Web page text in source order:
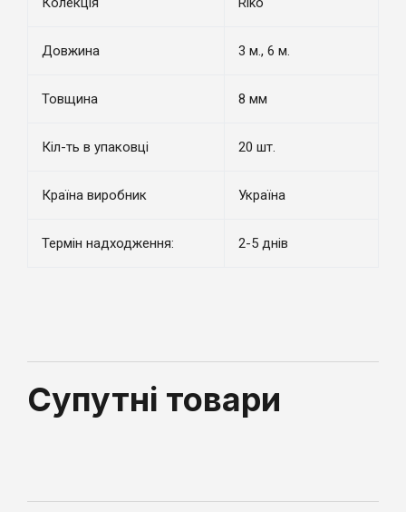
Довжина 3 м., 6 м.
Товщина 8 мм
Кіл-ть в упаковці 20 шт.
Країна виробник Україна
Термін надходження: 2-5 днів
Супутні товари